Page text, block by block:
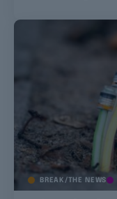
BREAK/THE NEWS